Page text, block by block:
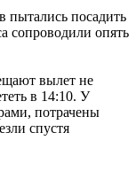
пытались посадить
сопроводили опять
вылет не
в 14:10. У
потрачены
спустя